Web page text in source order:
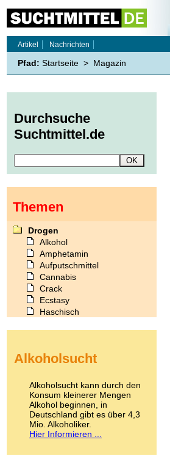
Artikel
Nachrichten
Pfad: Startseite > Magazin
Durchsuche
Suchtmittel.de
Themen
Drogen
Alkohol
Amphetamin
Aufputschmittel
Cannabis
Crack
Ecstasy
Haschisch
Kokain
LSD
Marihuana
Medikamente
Meskalin
Metamphetamin
Methadon
Alkoholsucht
Alkoholsucht kann durch den
Konsum kleinerer Mengen
Alkohol beginnen, in
Deutschland gibt es über 4,3
Mio. Alkoholiker.
Hier Informieren ...